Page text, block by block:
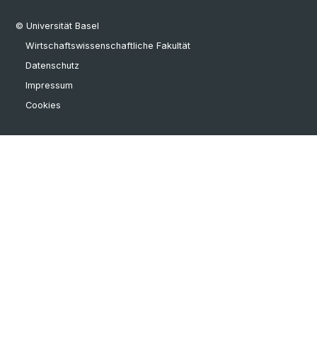
© Universität Basel
Wirtschaftswissenschaftliche Fakultät
Datenschutz
Impressum
Cookies